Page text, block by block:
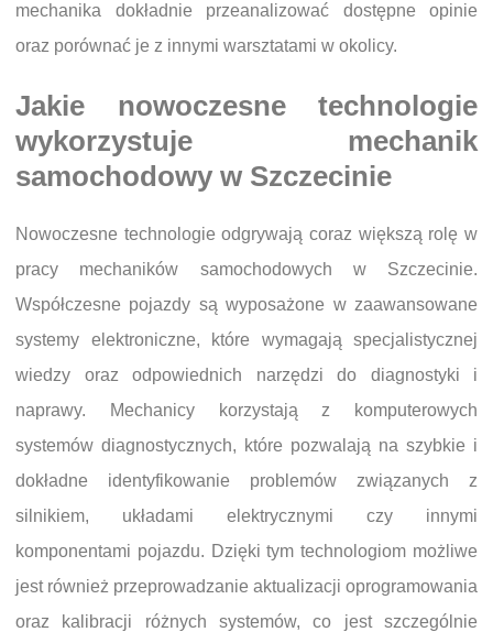
mechanika dokładnie przeanalizować dostępne opinie
oraz porównać je z innymi warsztatami w okolicy.
Jakie nowoczesne technologie
wykorzystuje mechanik
samochodowy w Szczecinie
Nowoczesne technologie odgrywają coraz większą rolę w
pracy mechaników samochodowych w Szczecinie.
Współczesne pojazdy są wyposażone w zaawansowane
systemy elektroniczne, które wymagają specjalistycznej
wiedzy oraz odpowiednich narzędzi do diagnostyki i
naprawy. Mechanicy korzystają z komputerowych
systemów diagnostycznych, które pozwalają na szybkie i
dokładne identyfikowanie problemów związanych z
silnikiem, układami elektrycznymi czy innymi
komponentami pojazdu. Dzięki tym technologiom możliwe
jest również przeprowadzanie aktualizacji oprogramowania
oraz kalibracji różnych systemów, co jest szczególnie